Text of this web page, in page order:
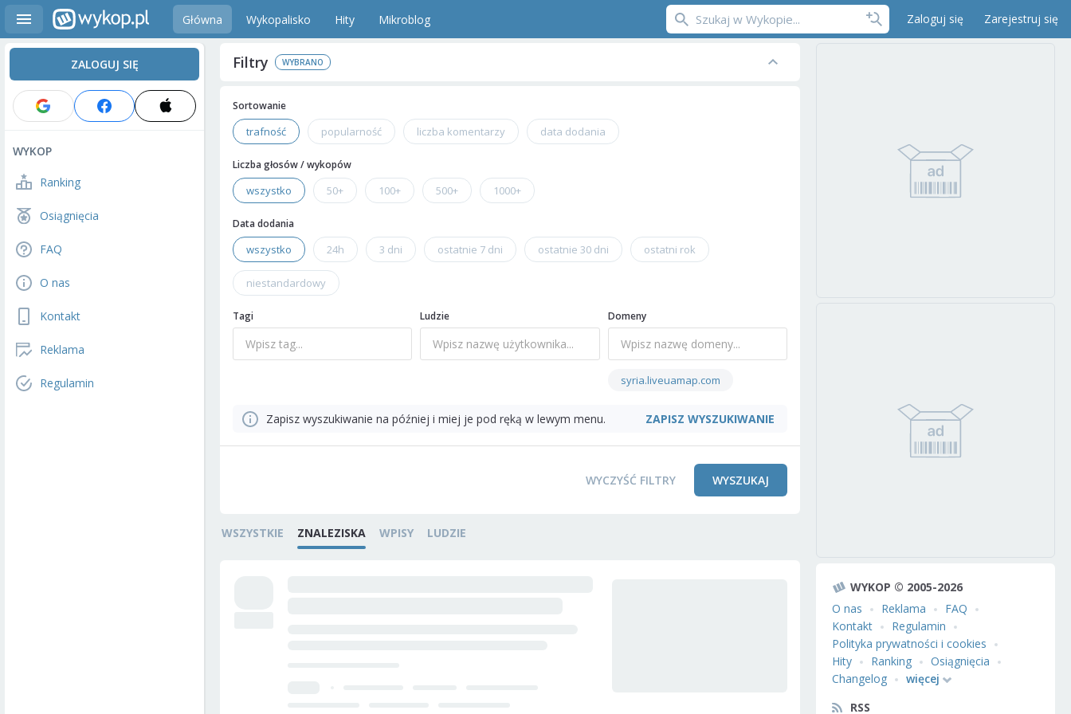
Główna Wykopalisko Hity Mikroblog Zaloguj się Zarejestruj się
ZALOGUJ SIĘ
WYKOP
Ranking
Osiągnięcia
FAQ
O nas
Kontakt
Reklama
Regulamin
Filtry
Sortowanie
trafność popularność liczba komentarzy data dodania
Liczba głosów / wykopów
wszystko 50+ 100+ 500+ 1000+
Data dodania
wszystko 24h 3 dni ostatnie 7 dni ostatnie 30 dni ostatni rok
niestandardowy
Tagi Ludzie Domeny
syria.liveuamap.com
Zapisz wyszukiwanie na później i miej je pod ręką w lewym menu. ZAPISZ WYSZUKIWANIE
WYCZYŚĆ FILTRY WYSZUKAJ
WSZYSTKIE ZNALEZISKA WPISY LUDZIE
WYKOP © 2005-2026
O nas
Reklama
FAQ
Kontakt
Regulamin
Polityka prywatności i cookies
Hity
Ranking
Osiągnięcia
Changelog
więcej
RSS